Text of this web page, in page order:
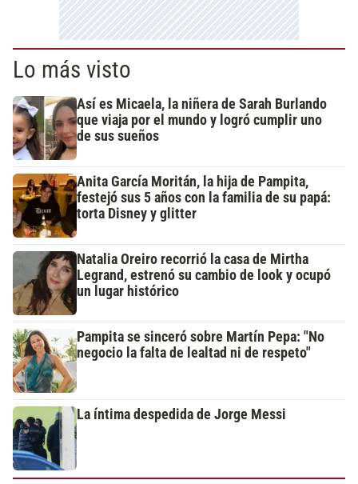
Lo más visto
Así es Micaela, la niñera de Sarah Burlando
que viaja por el mundo y logró cumplir uno
de sus sueños
Anita García Moritán, la hija de Pampita,
festejó sus 5 años con la familia de su papá:
torta Disney y glitter
Natalia Oreiro recorrió la casa de Mirtha
Legrand, estrenó su cambio de look y ocupó
un lugar histórico
Pampita se sinceró sobre Martín Pepa: "No
negocio la falta de lealtad ni de respeto"
La íntima despedida de Jorge Messi